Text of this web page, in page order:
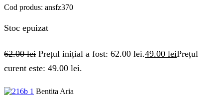
Cod produs: ansfz370
Stoc epuizat
62.00lei Prețul inițial a fost: 62.00 lei.49.00 leiPrețul
curent este: 49.00 lei.
Bentita Aria